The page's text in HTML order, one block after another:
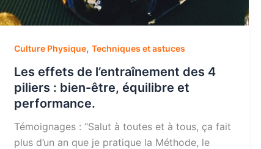
Culture Physique, Techniques et astuces
Les effets de l’entraînement des 4
piliers : bien-être, équilibre et
performance.
Témoignages : “Salut à toutes et à tous, ça fait
plus d’un an que je pratique la Méthode, le